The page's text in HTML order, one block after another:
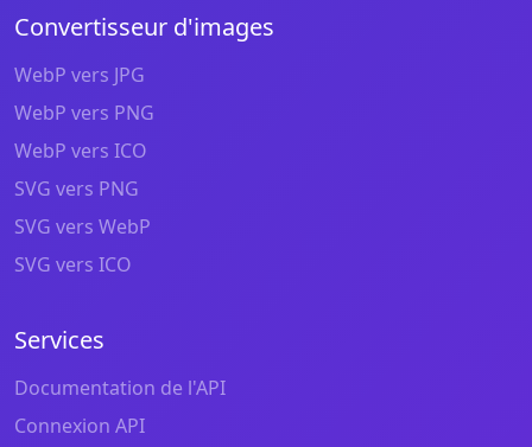
Convertisseur d'images
WebP vers JPG
WebP vers PNG
WebP vers ICO
SVG vers PNG
SVG vers WebP
SVG vers ICO
Services
Documentation de l'API
Connexion API